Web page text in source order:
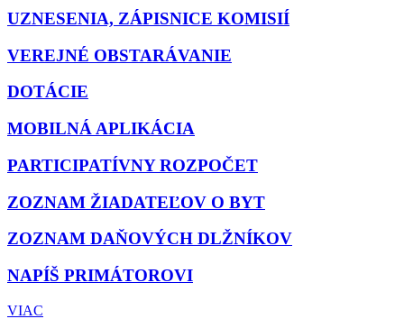
UZNESENIA, ZÁPISNICE KOMISIÍ
VEREJNÉ OBSTARÁVANIE
DOTÁCIE
MOBILNÁ APLIKÁCIA
PARTICIPATÍVNY ROZPOČET
ZOZNAM ŽIADATEĽOV O BYT
ZOZNAM DAŇOVÝCH DLŽNÍKOV
NAPÍŠ PRIMÁTOROVI
VIAC